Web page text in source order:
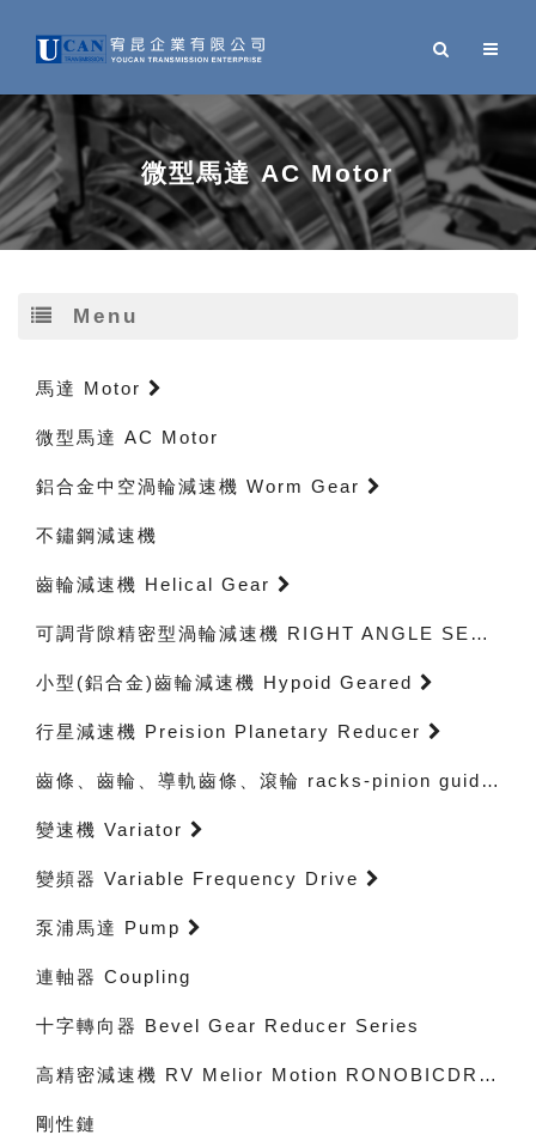
微型馬達 AC Motor
Menu
馬達 Motor
微型馬達 AC Motor
鋁合金中空渦輪減速機 Worm Gear
不鏽鋼減速機
齒輪減速機 Helical Gear
可調背隙精密型渦輪減速機 RIGHT ANGLE SERVO GEARHEADS
小型(鋁合金)齒輪減速機 Hypoid Geared
行星減速機 Preision Planetary Reducer
齒條、齒輪、導軌齒條、滾輪 racks-pinion guidewayracks-rollerbearings
變速機 Variator
變頻器 Variable Frequency Drive
泵浦馬達 Pump
連軸器 Coupling
十字轉向器 Bevel Gear Reducer Series
高精密減速機 RV Melior Motion RONOBICDRIVE planetary gear box
剛性鏈